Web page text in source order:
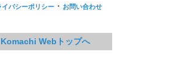
イバシーポリシー ・ お問い合わせ
Komachi Webトップへ